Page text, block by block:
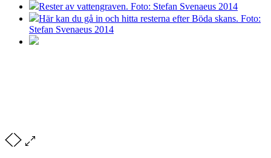
Rester av vattengraven. Foto: Stefan Svenaeus 2014
Här kan du gå in och hitta resterna efter Böda skans. Foto:
Stefan Svenaeus 2014